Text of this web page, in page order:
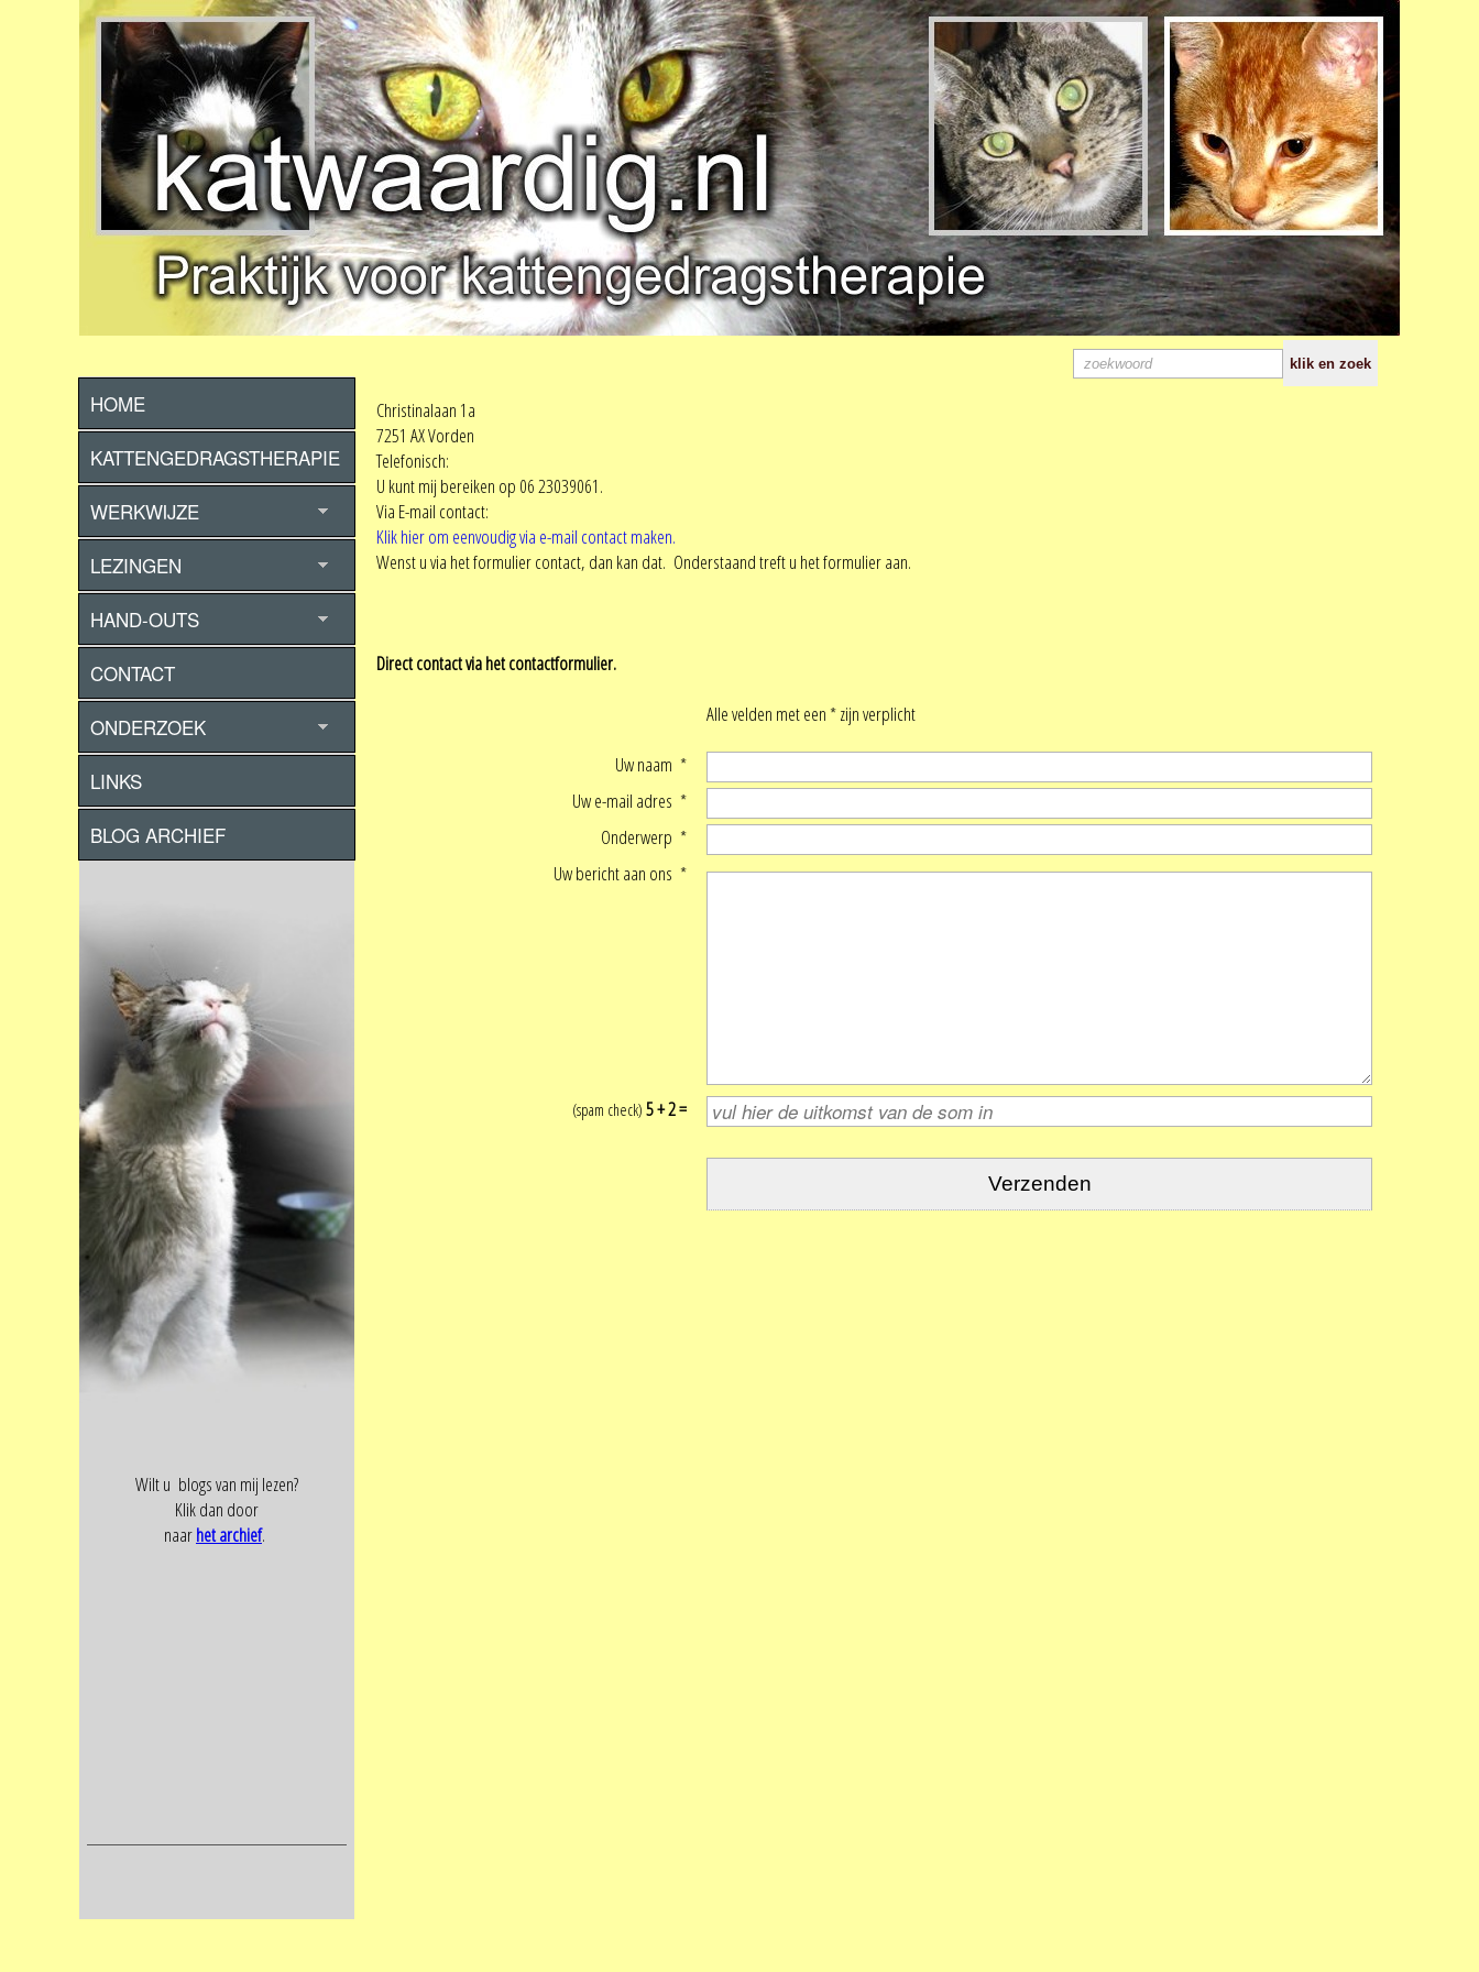
HOME
KATTENGEDRAGSTHERAPIE
WERKWIJZE
LEZINGEN
HAND-OUTS
CONTACT
ONDERZOEK
LINKS
BLOG ARCHIEF
Wilt u blogs van mij lezen?
Klik dan door
naarhet archief.
Christinalaan 1a
7251 AX Vorden
Telefonisch:
U kunt mij bereiken op 06 23039061.
Via E-mail contact:
Klik hier om eenvoudig via e-mail contact maken.
Wenst u via het formulier contact, dan kan dat. Onderstaand treft u het formulier aan.
Direct contact via het contactformulier.
Alle velden met een * zijn verplicht
Uw naam *
Uw e-mail adres *
Onderwerp *
Uw bericht aan ons *
(spam check)5 + 2 =